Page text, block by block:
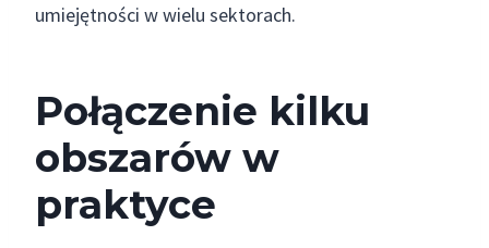
umiejętności w wielu sektorach.
Połączenie kilku
obszarów w
praktyce